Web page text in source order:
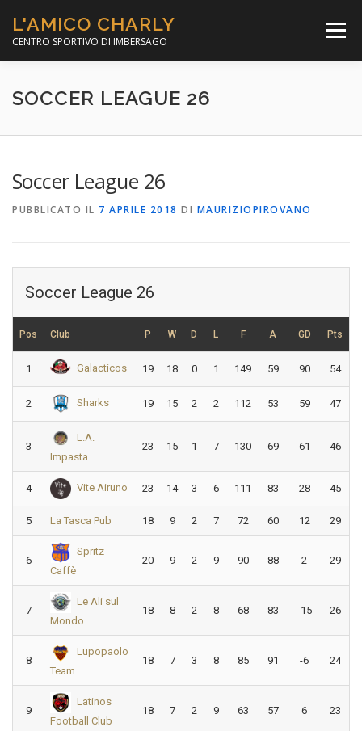
contenuto
L'AMICO CHARLY
CENTRO SPORTIVO DI IMBERSAGO
Menù
LA SOCCER LEAGUE CORSO CALCIO A 5
SCUOLA TENNIS
SOCCER LEAGUE 26
Soccer League 26
PUBBLICATO IL 7 APRILE 2018 DI MAURIZIOPIROVANO
Soccer League 26
Pos Club P W D L F A GD Pts
1 Galacticos 19 18 0 1 149 59 90 54
2 Sharks 19 15 2 2 112 53 59 47
3
L.A.
Impasta
23 15 1 7 130 69 61 46
4 Vite Airuno 23 14 3 6 111 83 28 45
5 La Tasca Pub 18 9 2 7 72 60 12 29
6
Spritz
Caffè
20 9 2 9 90 88 2 29
7
Le Ali sul
Mondo
18 8 2 8 68 83 -15 26
8
Lupopaolo
Team
18 7 3 8 85 91 -6 24
9
Latinos
Football Club
18 7 2 9 63 57 6 23